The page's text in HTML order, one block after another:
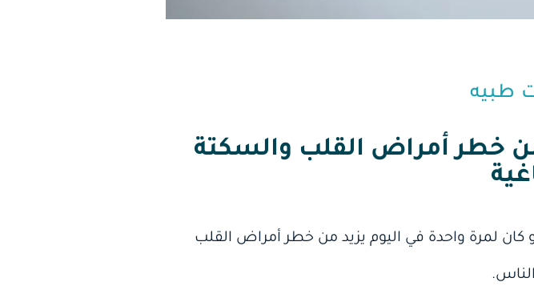
طبيه⁩
من خطر أمراض القلب والسكتة
كان لمرة واحدة في اليوم يزيد من خطر أمراض القلب